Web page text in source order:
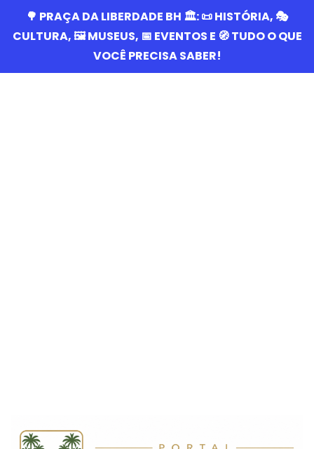
🌳 PRAÇA DA LIBERDADE BH 🏛️: 📜 HISTÓRIA, 🎭
CULTURA, 🖼️ MUSEUS, 📅 EVENTOS E 🧭 TUDO O QUE
VOCÊ PRECISA SABER!